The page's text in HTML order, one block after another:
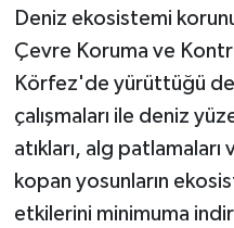
Deniz ekosistemi
Çevre Koruma ve
Körfez'de yürüttüğü
çalışmaları ile deniz
atıkları, alg
kopan yosunların
etkilerini minimuma